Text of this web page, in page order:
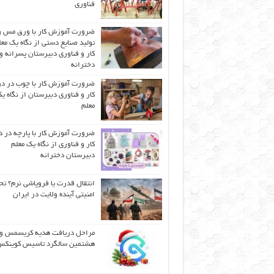
فناوری
ضرورت آموزش کار با ورق مس
تولید صنایع دستی از نگاه یک
کار و فناوری دبیرستان پسرانه و
دخترانه
ضرورت آموزش کار با چوب در
کار و فناوری دبیرستان از نگاه
معلم
ضرورت آموزش کار با پارچه
کار و فناوری از نگاه یک معلم
دبیرستان دخترانه
انتقال قدرت یا فروپاشی نرم؟
امنیتی آینده ولایت در ایران
مراحل دریافت هدیه کریسمس و
هشتمین سالگرد تاسیس